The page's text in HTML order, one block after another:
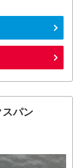
パン